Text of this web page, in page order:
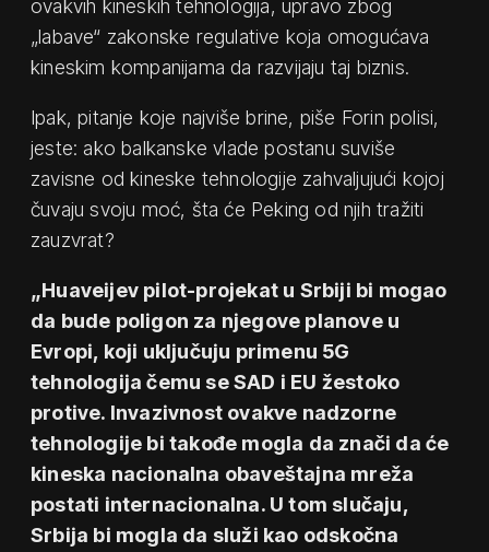
ovakvih kineskih tehnologija, upravo zbog
„labave“ zakonske regulative koja omogućava
kineskim kompanijama da razvijaju taj biznis.
Ipak, pitanje koje najviše brine, piše Forin polisi,
jeste: ako balkanske vlade postanu suviše
zavisne od kineske tehnologije zahvaljujući kojoj
čuvaju svoju moć, šta će Peking od njih tražiti
zauzvrat?
„Huaveijev pilot-projekat u Srbiji bi mogao
da bude poligon za njegove planove u
Evropi, koji uključuju primenu 5G
tehnologija čemu se SAD i EU žestoko
protive. Invazivnost ovakve nadzorne
tehnologije bi takođe mogla da znači da će
kineska nacionalna obaveštajna mreža
postati internacionalna. U tom slučaju,
Srbija bi mogla da služi kao odskočna